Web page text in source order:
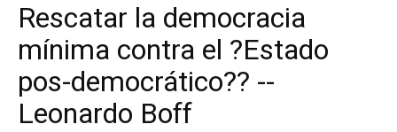
Rescatar la democracia
mínima contra el ?Estado
pos-democrático?? --
Leonardo Boff